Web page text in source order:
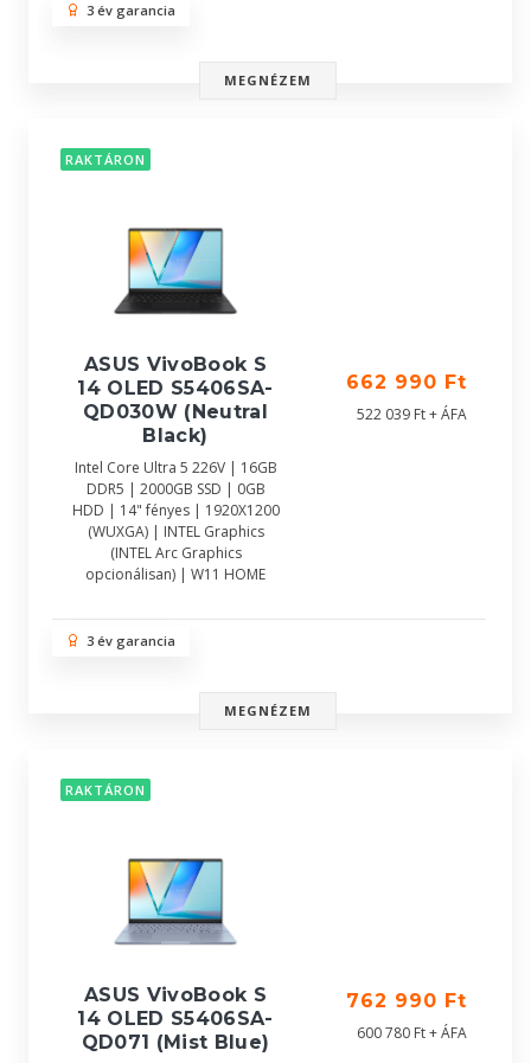
3 év garancia
MEGNÉZEM
RAKTÁRON
ASUS VivoBook S
14 OLED S5406SA-
QD030W (Neutral
Black)
Intel Core Ultra 5 226V | 16GB
DDR5 | 2000GB SSD | 0GB
HDD | 14" fényes | 1920X1200
(WUXGA) | INTEL Graphics
(INTEL Arc Graphics
opcionálisan) | W11 HOME
662 990 Ft
522 039 Ft + ÁFA
3 év garancia
MEGNÉZEM
RAKTÁRON
ASUS VivoBook S
14 OLED S5406SA-
QD071 (Mist Blue)
762 990 Ft
600 780 Ft + ÁFA